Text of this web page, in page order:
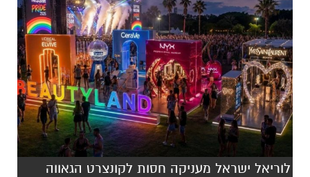
לוריאל ישראל מעניקה חסות לקונצרט הגאווה